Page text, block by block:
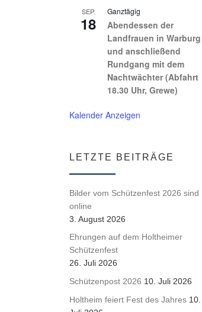
SEP.
18
Ganztägig
Abendessen der
Landfrauen in Warburg
und anschließend
Rundgang mit dem
Nachtwächter (Abfahrt
18.30 Uhr, Grewe)
Kalender Anzeigen
LETZTE BEITRÄGE
Bilder vom Schützenfest 2026 sind
online
3. August 2026
Ehrungen auf dem Holtheimer
Schützenfest
26. Juli 2026
Schützenpost 2026 10. Juli 2026
Holtheim feiert Fest des Jahres 10.